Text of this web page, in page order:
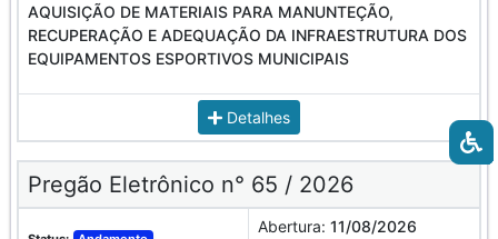
AQUISIÇÃO DE MATERIAIS PARA MANUNTEÇÃO,
RECUPERAÇÃO E ADEQUAÇÃO DA INFRAESTRUTURA DOS
EQUIPAMENTOS ESPORTIVOS MUNICIPAIS
Detalhes
Pregão Eletrônico n° 65 / 2026
Abertura: 11/08/2026